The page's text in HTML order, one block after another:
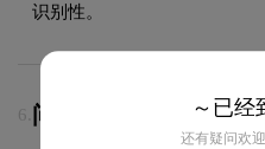
识别性。
6. 问：LOGOlogo采用
～已经
还有疑问欢